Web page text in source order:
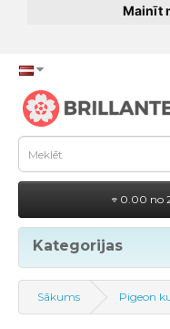
Mainīt
0.00 no
Kategorijas
Sākums Pigeon